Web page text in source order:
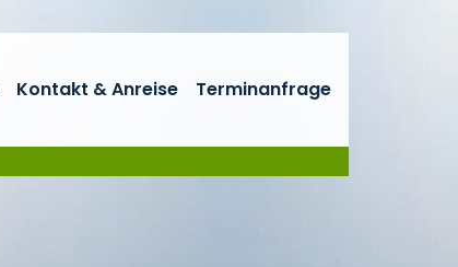
Kontakt & Anreise Terminanfrage